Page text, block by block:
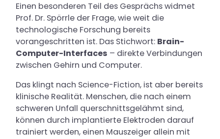
Einen besonderen Teil des Gesprächs widmet
Prof. Dr. Spörrle der Frage, wie weit die
technologische Forschung bereits
vorangeschritten ist. Das Stichwort: Brain-
Computer-Interfaces – direkte Verbindungen
zwischen Gehirn und Computer.
Das klingt nach Science-Fiction, ist aber bereits
klinische Realität. Menschen, die nach einem
schweren Unfall querschnittsgelähmt sind,
können durch implantierte Elektroden darauf
trainiert werden, einen Mauszeiger allein mit